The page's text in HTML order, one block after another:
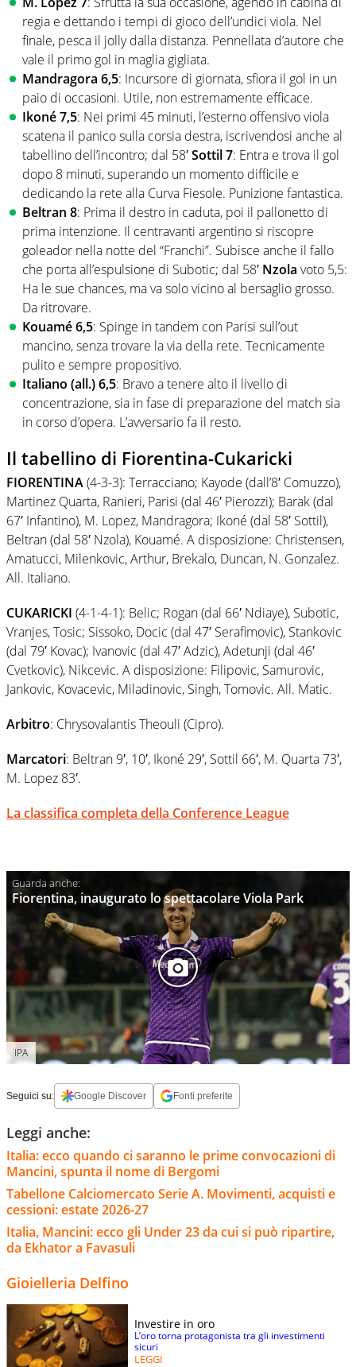
regia e dettando i tempi di gioco dell’undici viola. Nel
finale, pesca il jolly dalla distanza. Pennellata d’autore che
vale il primo gol in maglia gigliata.
Mandragora 6,5: Incursore di giornata, sfiora il gol in un
paio di occasioni. Utile, non estremamente efficace.
Ikoné7,5: Nei primi 45 minuti, l’esterno offensivo viola
scatena il panico sulla corsia destra, iscrivendosi anche al
tabellino dell’incontro; dal 58′Sottil7: Entra e trova il gol
dopo 8 minuti, superando un momento difficile e
dedicando la rete alla Curva Fiesole. Punizione fantastica.
Beltran 8: Prima il destro in caduta, poi il pallonetto di
prima intenzione. Il centravanti argentino si riscopre
goleador nella notte del “Franchi”. Subisce anche il fallo
che porta all’espulsione di Subotic; dal 58′ Nzola voto 5,5:
Ha le sue chances, ma va solo vicino al bersaglio grosso.
Da ritrovare.
Kouamé6,5: Spinge in tandem con Parisi sull’out
mancino, senza trovare la via della rete. Tecnicamente
pulito e sempre propositivo.
Italiano (all.) 6,5: Bravo a tenere alto il livello di
concentrazione, sia in fase di preparazione del match sia
in corso d’opera. L’avversario fa il resto.
Il tabellino di Fiorentina-Cukaricki
FIORENTINA(4-3-3): Terracciano; Kayode (dall’8′ Comuzzo),
Martinez Quarta, Ranieri, Parisi (dal 46′ Pierozzi); Barak (dal
67′ Infantino), M. Lopez, Mandragora; Ikoné (dal 58′ Sottil),
Beltran (dal 58′ Nzola), Kouamé. A disposizione: Christensen,
Amatucci, Milenkovic, Arthur, Brekalo, Duncan, N. Gonzalez.
All. Italiano.
CUKARICKI (4-1-4-1): Belic; Rogan (dal 66′ Ndiaye), Subotic,
Vranjes, Tosic; Sissoko, Docic (dal 47′ Serafimovic), Stankovic
(dal 79′ Kovac); Ivanovic (dal 47′ Adzic), Adetunji (dal 46′
Cvetkovic), Nikcevic. A disposizione: Filipovic, Samurovic,
Jankovic, Kovacevic, Miladinovic, Singh, Tomovic. All. Matic.
Arbitro: Chrysovalantis Theouli (Cipro).
Marcatori: Beltran 9′, 10′, Ikoné 29′, Sottil 66′, M. Quarta 73′,
M. Lopez 83′.
La classifica completa della Conference League
Fiorentina, inaugurato lo spettacolare Viola Park
IPA
Seguici su: Google Discover Fonti preferite
Leggi anche:
Italia: ecco quando ci saranno le prime convocazioni di
Mancini, spunta il nome di Bergomi
Tabellone Calciomercato Serie A. Movimenti, acquisti e
cessioni: estate 2026-27
Italia, Mancini: ecco gli Under 23 da cui si può ripartire,
da Ekhator a Favasuli
Gioielleria Delfino
Investire in oro
L’oro torna protagonista tra gli investimenti
sicuri
LEGGI